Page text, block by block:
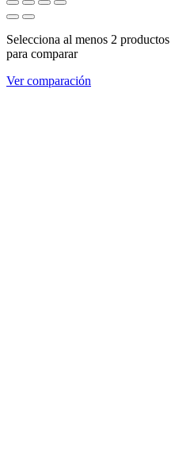
Selecciona al menos 2 productos
para comparar
Ver comparación